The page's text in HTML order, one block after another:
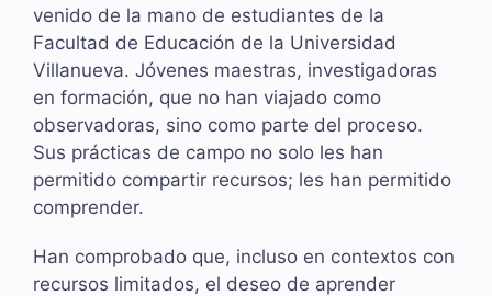
venido de la mano de estudiantes de la
Facultad de Educación de la Universidad
Villanueva. Jóvenes maestras, investigadoras
en formación, que no han viajado como
observadoras, sino como parte del proceso.
Sus prácticas de campo no solo les han
permitido compartir recursos; les han permitido
comprender.
Han comprobado que, incluso en contextos con
recursos limitados, el deseo de aprender